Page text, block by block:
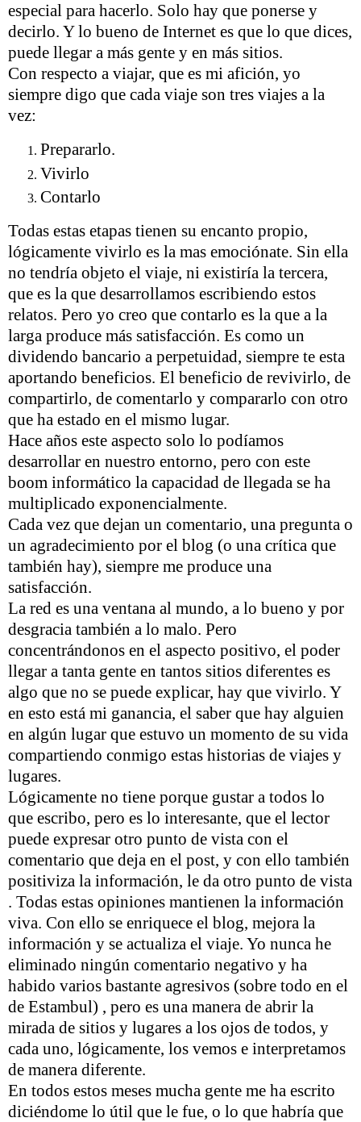
especial para hacerlo. Solo hay que ponerse y
decirlo. Y lo bueno de Internet es que lo que dices,
puede llegar a más gente y en más sitios.
Con respecto a viajar, que es mi afición, yo
siempre digo que cada viaje son tres viajes a la
vez:
Prepararlo.
Vivirlo
Contarlo
Todas estas etapas tienen su encanto propio,
lógicamente vivirlo es la mas emociónate. Sin ella
no tendría objeto el viaje, ni existiría la tercera,
que es la que desarrollamos escribiendo estos
relatos. Pero yo creo que contarlo es la que a la
larga produce más satisfacción. Es como un
dividendo bancario a perpetuidad, siempre te esta
aportando beneficios. El beneficio de revivirlo, de
compartirlo, de comentarlo y compararlo con otro
que ha estado en el mismo lugar.
Hace años este aspecto solo lo podíamos
desarrollar en nuestro entorno, pero con este
boom informático la capacidad de llegada se ha
multiplicado exponencialmente.
Cada vez que dejan un comentario, una pregunta o
un agradecimiento por el blog (o una crítica que
también hay), siempre me produce una
satisfacción.
La red es una ventana al mundo, a lo bueno y por
desgracia también a lo malo. Pero
concentrándonos en el aspecto positivo, el poder
llegar a tanta gente en tantos sitios diferentes es
algo que no se puede explicar, hay que vivirlo. Y
en esto está mi ganancia, el saber que hay alguien
en algún lugar que estuvo un momento de su vida
compartiendo conmigo estas historias de viajes y
lugares.
Lógicamente no tiene porque gustar a todos lo
que escribo, pero es lo interesante, que el lector
puede expresar otro punto de vista con el
comentario que deja en el post, y con ello también
positiviza la información, le da otro punto de vista
. Todas estas opiniones mantienen la información
viva. Con ello se enriquece el blog, mejora la
información y se actualiza el viaje. Yo nunca he
eliminado ningún comentario negativo y ha
habido varios bastante agresivos (sobre todo en el
de Estambul) , pero es una manera de abrir la
mirada de sitios y lugares a los ojos de todos, y
cada uno, lógicamente, los vemos e interpretamos
de manera diferente.
En todos estos meses mucha gente me ha escrito
diciéndome lo útil que le fue, o lo que habría que